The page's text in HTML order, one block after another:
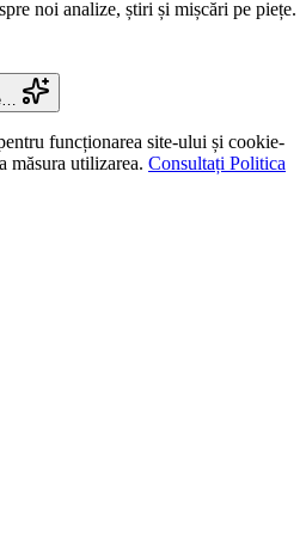
noi analize, știri și mișcări pe piețe.
funcționarea site-ului și cookie-
măsura utilizarea. Consultați Politica